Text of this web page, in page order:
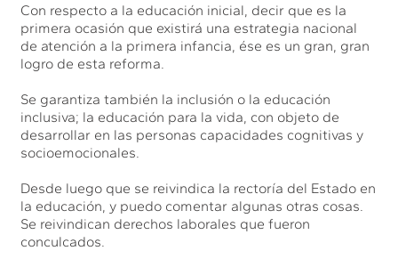
Con respecto a la educación inicial, decir que es la
primera ocasión que existirá una estrategia nacional
de atención a la primera infancia, ése es un gran, gran
logro de esta reforma.
Se garantiza también la inclusión o la educación
inclusiva; la educación para la vida, con objeto de
desarrollar en las personas capacidades cognitivas y
socioemocionales.
Desde luego que se reivindica la rectoría del Estado en
la educación, y puedo comentar algunas otras cosas.
Se reivindican derechos laborales que fueron
conculcados.